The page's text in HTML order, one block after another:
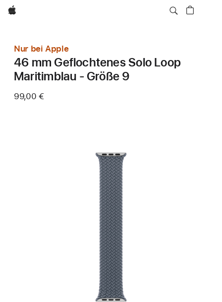
Apple
Nur bei Apple
46 mm Geflochtenes Solo Loop
Maritimblau - Größe 9
99,00 €